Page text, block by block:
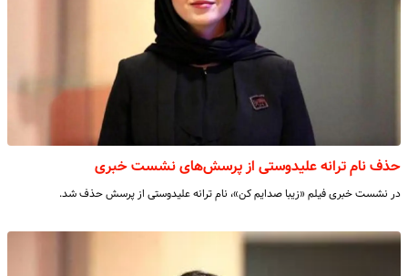
حذف نام ترانه علیدوستی از پرسش‌های نشست خبری
در نشست خبری فیلم «زیبا صدایم کن»، نام ترانه علیدوستی از پرسش حذف شد.